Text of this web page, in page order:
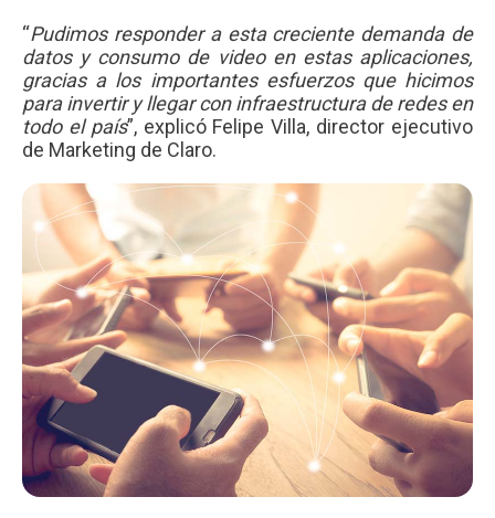
“Pudimos responder a esta creciente demanda de
datos y consumo de video en estas aplicaciones,
gracias a los importantes esfuerzos que hicimos
para invertir y llegar con infraestructura de redes en
todo el país”, explicó Felipe Villa, director ejecutivo
de Marketing de Claro.